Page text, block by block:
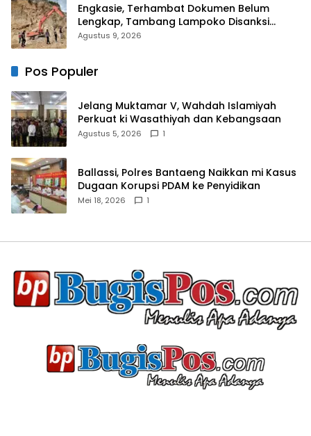
Engkasie, Terhambat Dokumen Belum
Lengkap, Tambang Lampoko Disanksi
Sementara Untuk Tidak Operasional
Agustus 9, 2026
Pos Populer
Jelang Muktamar V, Wahdah Islamiyah
Perkuat ki Wasathiyah dan Kebangsaan
Agustus 5, 2026 1
Ballassi, Polres Bantaeng Naikkan mi Kasus
Dugaan Korupsi PDAM ke Penyidikan
Mei 18, 2026 1